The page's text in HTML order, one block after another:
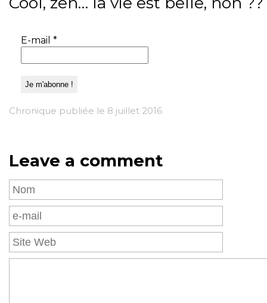
E-mail *
Chronique publiée le 8 juillet 2016
Leave a comment